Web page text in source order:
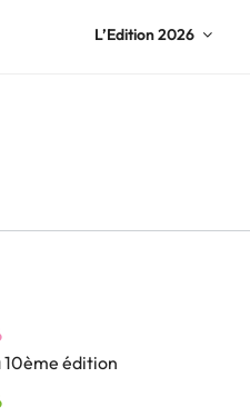
L’Edition 2026
édition